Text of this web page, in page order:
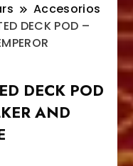
Accesorios
DECK POD –
DECK POD
AND